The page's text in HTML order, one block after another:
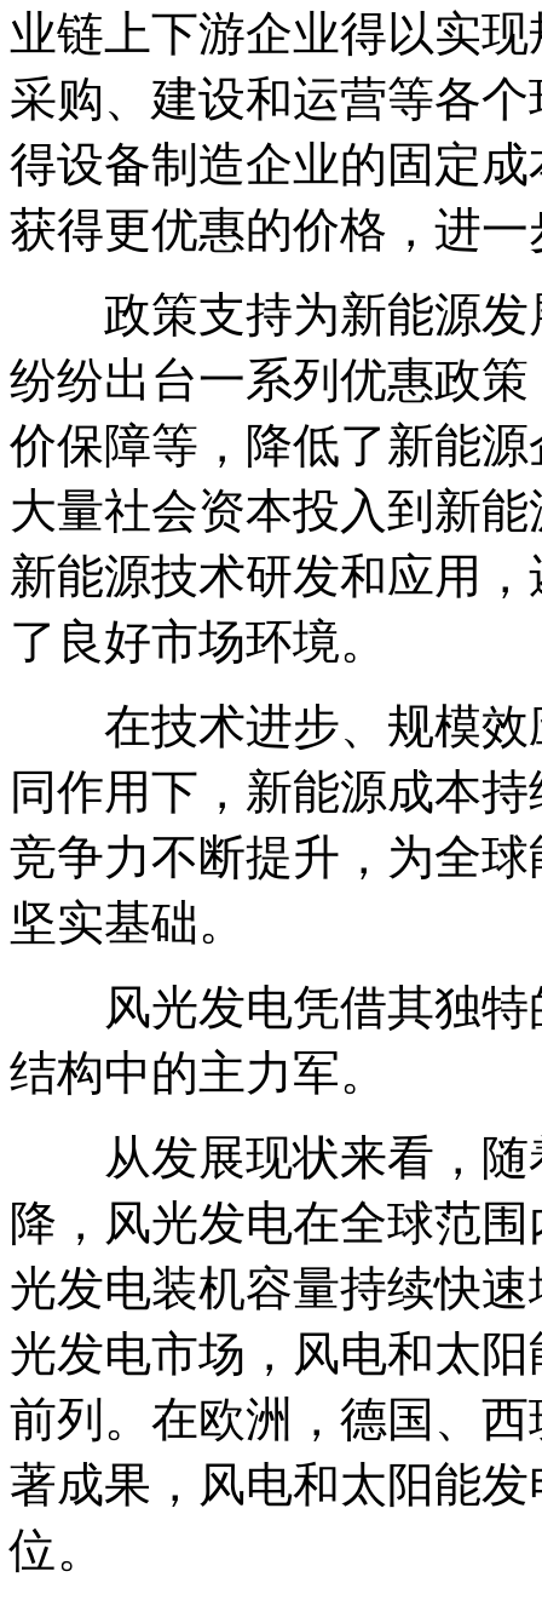
业链上下游企业得以实
采购、建设和运营等各
得设备制造企业的固定
获得更优惠的价格，进
政策支持为新能源发
纷纷出台一系列优惠政
价保障等，降低了新能
大量社会资本投入到新
新能源技术研发和应用
了良好市场环境。
在技术进步、规模效
同作用下，新能源成本
竞争力不断提升，为全
坚实基础。
风光发电凭借其独特
结构中的主力军。
从发展现状来看，随
降，风光发电在全球范
光发电装机容量持续快
光发电市场，风电和太
前列。在欧洲，德国、
著成果，风电和太阳能
位。